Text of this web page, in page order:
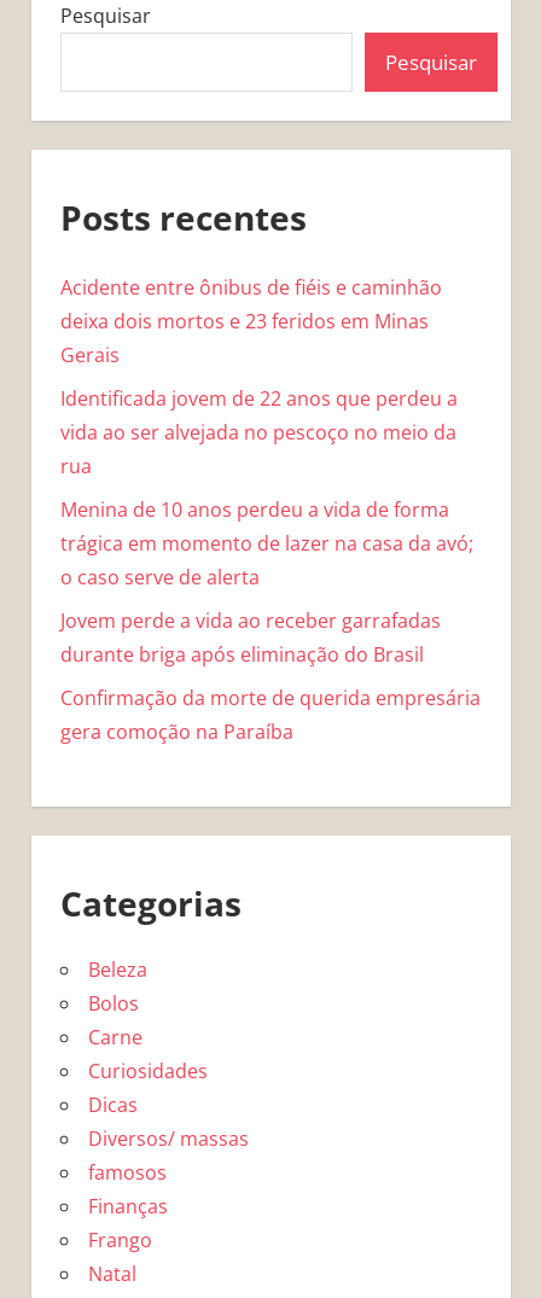
Pesquisar
Pesquisar
Posts recentes
Acidente entre ônibus de fiéis e caminhão
deixa dois mortos e 23 feridos em Minas
Gerais
Identificada jovem de 22 anos que perdeu a
vida ao ser alvejada no pescoço no meio da
rua
Menina de 10 anos perdeu a vida de forma
trágica em momento de lazer na casa da avó;
o caso serve de alerta
Jovem perde a vida ao receber garrafadas
durante briga após eliminação do Brasil
Confirmação da morte de querida empresária
gera comoção na Paraíba
Categorias
Beleza
Bolos
Carne
Curiosidades
Dicas
Diversos/ massas
famosos
Finanças
Frango
Natal